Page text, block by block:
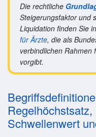
Die rechtliche
Steigerungsfaktor und
Liquidation finden Sie
für Ärzte, die als
verbindlichen Rahmen
vorgibt.
Schwellenwert